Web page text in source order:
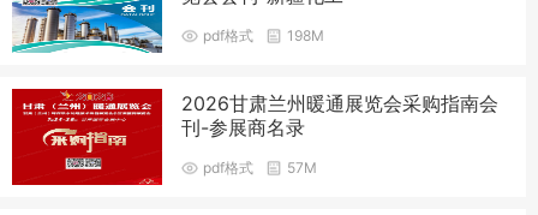
pdf格式 198M
2026甘肃兰州暖通展览会采购指南会
刊-参展商名录
pdf格式 57M